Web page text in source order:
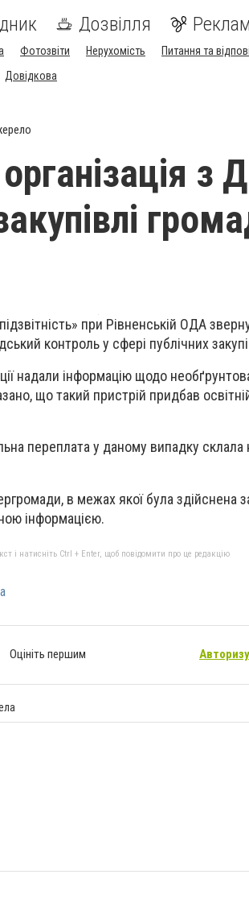
Дозвілля
Фотозвіти Нерухомість Питання та
Довідкова
з
при Рівненській ОДА
контроль у сфері публічних
надали інформацію щодо
що такий пристрій придбав
переплата у даному випадку
в межах якої була здійснена
інформацією.
і натисніть Ctrl + Enter, щоб повідомити про це редакцію
Оцініть першим